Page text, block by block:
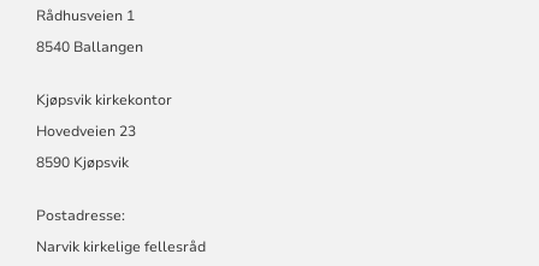
Rådhusveien 1
8540 Ballangen
Kjøpsvik kirkekontor
Hovedveien 23
8590 Kjøpsvik
Postadresse:
Narvik kirkelige fellesråd